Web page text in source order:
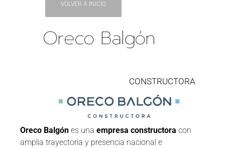
VOLVER A INICIO
Oreco Balgón
CONSTRUCTORA
Oreco Balgón es una empresa constructora con
amplia trayectoria y presencia nacional e